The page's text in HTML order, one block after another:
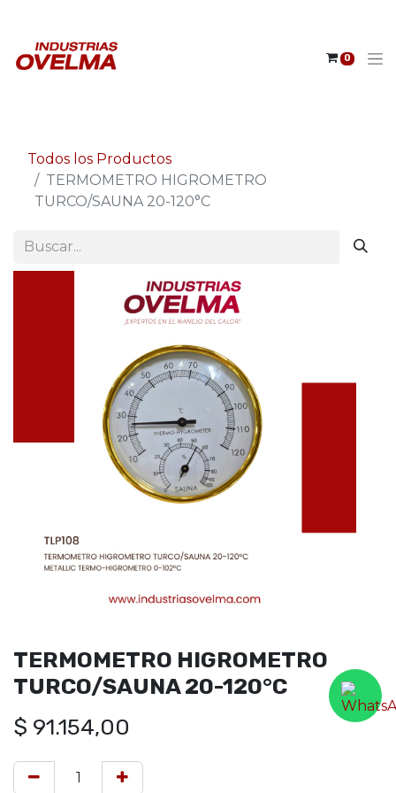
0
Todos los Productos
TERMOMETRO HIGROMETRO
TURCO/SAUNA 20-120°C
TERMOMETRO HIGROMETRO
TURCO/SAUNA 20-120°C
$ 91.154,00